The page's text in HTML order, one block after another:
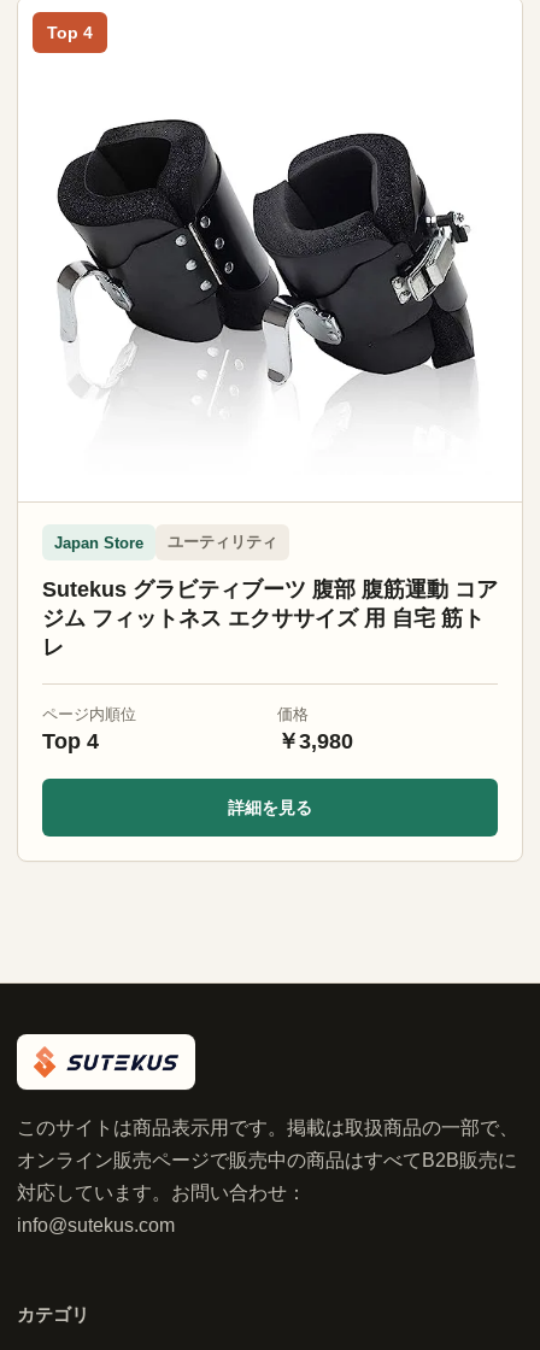
Top 4
Japan Store ユーティリティ
Sutekus グラビティブーツ 腹部 腹筋運動 コア
ジム フィットネス エクササイズ 用 自宅 筋ト
レ
ページ内順位
Top 4
価格
￥3,980
詳細を見る
このサイトは商品表示用です。掲載は取扱商品の一部で、
オンライン販売ページで販売中の商品はすべてB2B販売に
対応しています。お問い合わせ：
info@sutekus.com
カテゴリ